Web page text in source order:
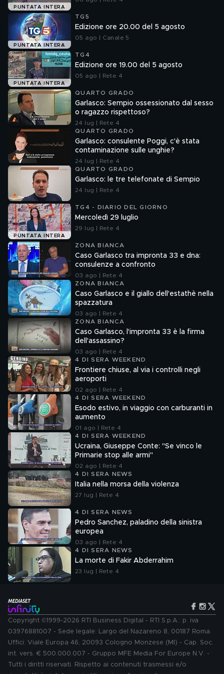
PUNTATA INTERA
PUNTATA INTERA
TG5
Edizione ore 20.00 del 5 agosto
05 ago | Canale 5
PUNTATA INTERA
TG4
Edizione ore 19.00 del 5 agosto
05 ago | Rete 4
QUARTO GRADO
Garlasco: Sempio ossessionato dal sesso
o ragazzo rispettoso?
24 lug | Rete 4
QUARTO GRADO
Garlasco: consulente Poggi, c'è stata
contaminazione sulle unghie?
24 lug | Rete 4
QUARTO GRADO
Garlasco: le tre telefonate di Sempio
24 lug | Rete 4
PUNTATA INTERA
TG4 - DIARIO DEL GIORNO
Mercoledì 29 luglio
29 lug | Rete 4
ZONA BIANCA
Caso Garlasco tra impronta 33 e dna:
consulenze a confronto
03 ago | Rete 4
ZONA BIANCA
Caso Garlasco e il giallo dell'estathè nella
spazzatura
03 ago | Rete 4
ZONA BIANCA
Caso Garlasco, l'impronta 33 è la firma
dell'assassino?
03 ago | Rete 4
4 DI SERA WEEKEND
Frontiere chiuse, al via i controlli negli
aeroporti
02 ago | Rete 4
4 DI SERA WEEKEND
Esodo estivo, in viaggio con carburanti in
aumento
01 ago | Rete 4
4 DI SERA WEEKEND
Ucraina, Giuseppe Conte: "Se vinco le
Primarie stop alle armi"
02 ago | Rete 4
4 DI SERA NEWS
Italia nella morsa della violenza
27 lug | Rete 4
4 DI SERA NEWS
Pedro Sanchez, paladino della sinistra
europea
03 ago | Rete 4
4 DI SERA NEWS
La morte di Fakir Abderrahim
23 lug | Rete 4
Copyright ©1999-2026 RTI Business Digital - RTI S.p.A.: p. iva
03976881007 - Sede legale: Largo del Nazareno 8, 00187 Roma.
Uffici: Viale Europa 46, 20093 Cologno Monzese (MI) - Cap. Soc.
int. vers. € 500.000.007 - Gruppo MFE Media For Europe N.V. -
Tutti i diritti riservati. Rispetto ai contenuti trasmessi e/o